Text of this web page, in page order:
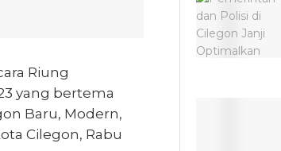
Riung
yang bertema
Baru, Modern,
Cilegon, Rabu